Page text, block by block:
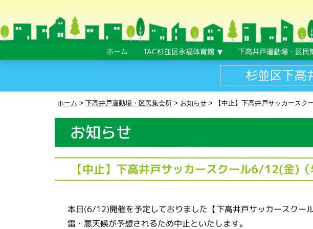
杉並区下高
ホーム > 下高井戸運動場・区民集会所 > お知らせ > 【中止】下高井戸サッカース
お知らせ
【中止】下高井戸サッカースクール6/12(金)
本日(6/12)開催を予定しておりました【下高井戸サッカースクー
雷・悪天候が予想されるため中止といたします。
ホーム TAC杉並区永福体育館 下高井戸運動場・区民